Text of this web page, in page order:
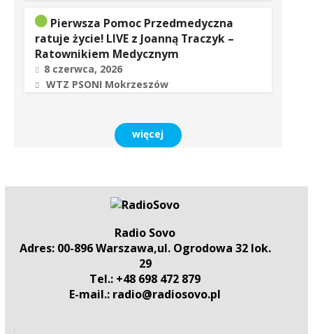
Pierwsza Pomoc Przedmedyczna
ratuje życie! LIVE z Joanną Traczyk –
Ratownikiem Medycznym
8 czerwca, 2026
WTZ PSONI Mokrzeszów
więcej
Radio Sovo
Adres: 00-896 Warszawa,ul. Ogrodowa 32 lok.
29
Tel.: +48 698 472 879
E-mail.: radio@radiosovo.pl